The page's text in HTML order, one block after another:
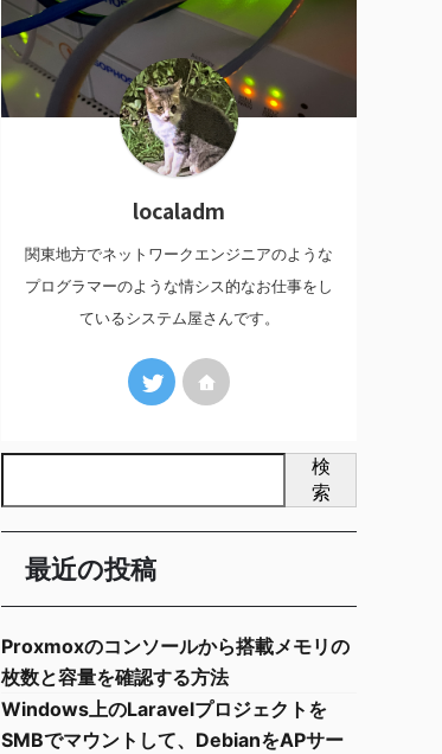
localadm
関東地方でネットワークエンジニアのような
プログラマーのような情シス的なお仕事をし
ているシステム屋さんです。
検
索
最近の投稿
Proxmoxのコンソールから搭載メモリの
枚数と容量を確認する方法
Windows上のLaravelプロジェクトを
SMBでマウントして、DebianをAPサー